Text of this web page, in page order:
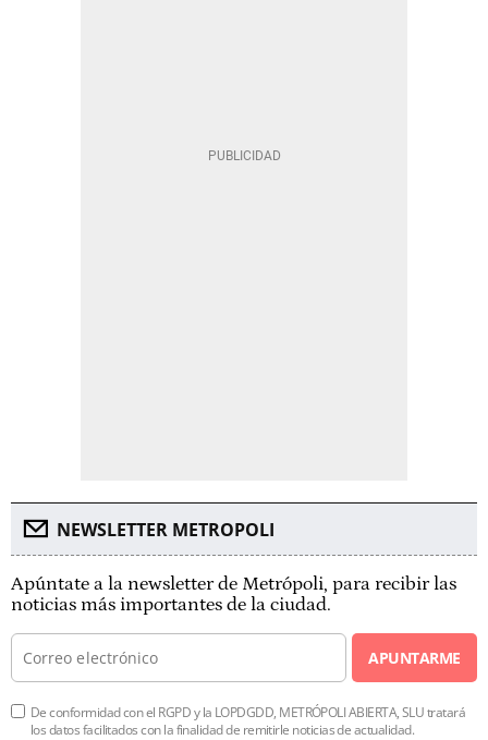
NEWSLETTER METROPOLI
Apúntate a la newsletter de Metrópoli, para recibir las
noticias más importantes de la ciudad.
APUNTARME
De conformidad con el RGPD y la LOPDGDD, METRÓPOLI ABIERTA, SLU tratará
los datos facilitados con la finalidad de remitirle noticias de actualidad.